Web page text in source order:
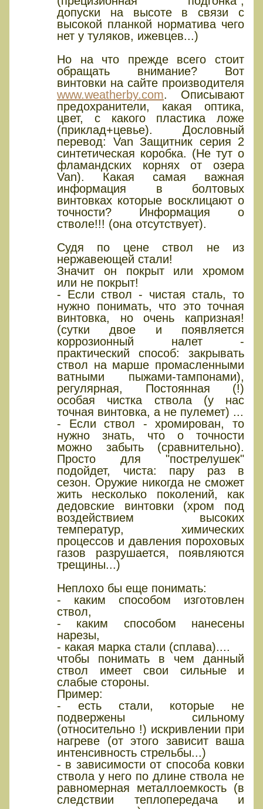
допуски на высоте в связи с
высокой планкой норматива чего
нет у туляков, ижевцев...)
Но на что прежде всего стоит
обращать внимание? Вот
винтовки на сайте производителя
www.weatherby.com. Описывают
предохранители, какая оптика,
цвет, с какого пластика ложе
(приклад+цевье). Дословный
перевод: Van Защитник серия 2
синтетическая коробка. (Не тут о
фламандских корнях от озера
Van). Какая самая важная
информация в болтовых
винтовках которые восклицают о
точности? Информация о
стволе!!! (она отсутствует).
Судя по цене ствол не из
нержавеющей стали!
Значит он покрыт или хромом
или не покрыт!
- Если ствол - чистая сталь, то
нужно понимать, что это точная
винтовка, но очень капризная!
(сутки двое и появляется
коррозионный налет -
практический способ: закрывать
ствол на марше промасленными
ватными пыжами-тампонами),
регулярная, Постоянная (!)
особая чистка ствола (у нас
точная винтовка, а не пулемет) ...
- Если ствол - хромирован, то
нужно знать, что о точности
можно забыть (сравнительно).
Просто для "пострелушек"
подойдет, чиста: пару раз в
сезон. Оружие никогда не сможет
жить несколько поколений, как
дедовские винтовки (хром под
воздействием высоких
температур, химических
процессов и давления пороховых
газов разрушается, появляются
трещины...)
Неплохо бы еще понимать:
- каким способом изготовлен
ствол,
- каким способом нанесены
нарезы,
- какая марка стали (сплава)....
чтобы понимать в чем данный
ствол имеет свои сильные и
слабые стороны.
Пример:
- есть стали, которые не
подвержены сильному
(относительно !) искривлении при
нагреве (от этого зависит ваша
интенсивность стрельбы...)
- в зависимости от способа ковки
ствола у него по длине ствола не
равномерная металлоемкость (в
следствии теплопередача и